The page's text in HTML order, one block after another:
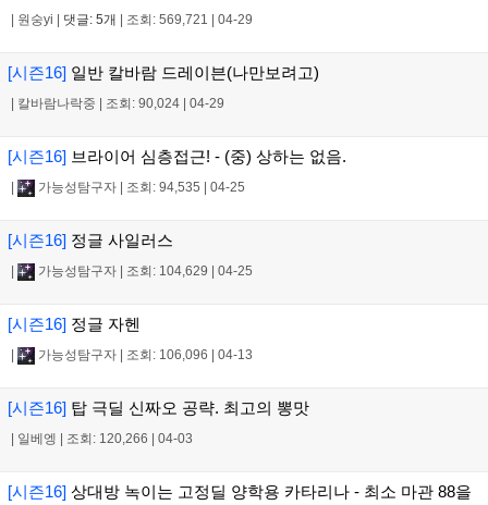
원숭yi 댓글: 5개 조회: 569,721 04-29
[시즌16] 일반 칼바람 드레이븐(나만보려고)
칼바람나락중 조회: 90,024 04-29
[시즌16] 브라이어 심층접근! - (중) 상하는 없음.
가능성탐구자 조회: 94,535 04-25
[시즌16] 정글 사일러스
가능성탐구자 조회: 104,629 04-25
[시즌16] 정글 자헨
가능성탐구자 조회: 106,096 04-13
[시즌16] 탑 극딜 신짜오 공략. 최고의 뽕맛
일베엥 조회: 120,266 04-03
[시즌16] 상대방 녹이는 고정딜 양학용 카타리나 - 최소 마관 88을